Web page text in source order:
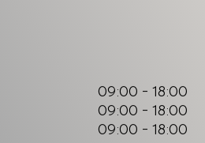
09:00 - 18:00
09:00 - 18:00
09:00 - 18:00